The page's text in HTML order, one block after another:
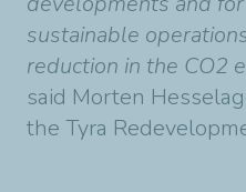
sustainable
reduction in the CO2
said Morten
the Tyra